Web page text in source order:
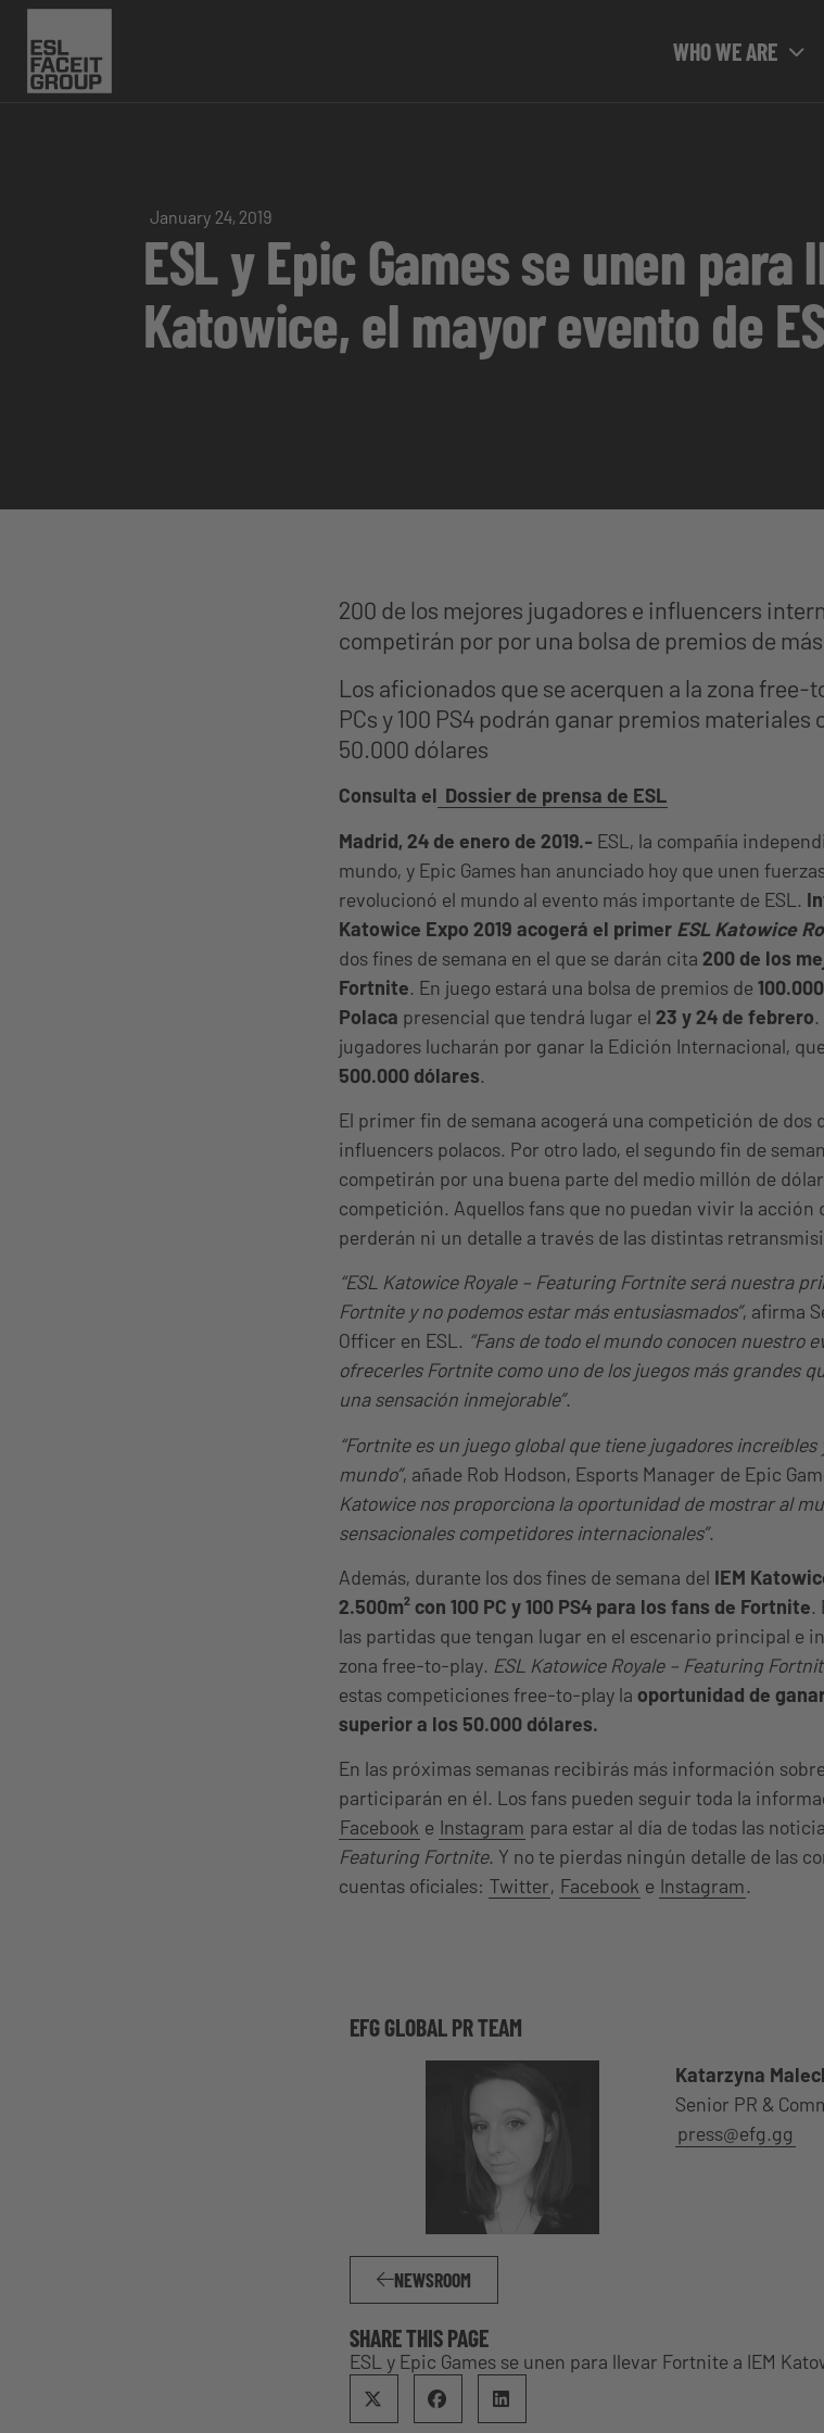
WHO WE ARE
January 24, 2019
ESL y Epic Games se unen para
Katowice, el mayor evento de
200 de los mejores jugadores e influencers
competirán por por una bolsa de premios de
Los aficionados que se acerquen a la zona free-
PCs y 100 PS4 podrán ganar premios
50.000 dólares
Consulta el Dossier de prensa de ESL
Madrid, 24 de enero de 2019.- ESL, la compañía
mundo, y Epic Games han anunciado hoy que unen
revolucionó el mundo al evento más importante de ESL.
Katowice Expo 2019 acogerá el primer ESL Katowice
dos fines de semana en el que se darán cita 200 de los
Fortnite. En juego estará una bolsa de premios de
Polaca presencial que tendrá lugar el 23 y 24 de febrero
jugadores lucharán por ganar la Edición Internacional,
500.000 dólares.
El primer fin de semana acogerá una competición de dos
influencers polacos. Por otro lado, el segundo fin de
competirán por una buena parte del medio millón de
competición. Aquellos fans que no puedan vivir la acción
perderán ni un detalle a través de las distintas
“ESL Katowice Royale – Featuring Fortnite será nuestra
Fortnite y no podemos estar más entusiasmados”, afirma
Officer en ESL. “Fans de todo el mundo conocen nuestro
ofrecerles Fortnite como uno de los juegos más grandes
una sensación inmejorable”.
“Fortnite es un juego global que tiene jugadores
mundo”, añade Rob Hodson, Esports Manager de Epic
Katowice nos proporciona la oportunidad de mostrar al
sensacionales competidores internacionales”.
Además, durante los dos fines de semana del IEM
2.500m² con 100 PC y 100 PS4 para los fans de Fortnite.
las partidas que tengan lugar en el escenario principal e
zona free-to-play. ESL Katowice Royale – Featuring
estas competiciones free-to-play la oportunidad de
superior a los 50.000 dólares.
En las próximas semanas recibirás más información
participarán en él. Los fans pueden seguir toda la
Facebook e Instagram para estar al día de todas las
Featuring Fortnite. Y no te pierdas ningún detalle de las
cuentas oficiales: Twitter, Facebook e Instagram.
EFG GLOBAL PR TEAM
Katarzyna
Senior PR &
press@efg.gg
NEWSROOM
SHARE THIS PAGE
ESL y Epic Games se unen para llevar Fortnite a IEM